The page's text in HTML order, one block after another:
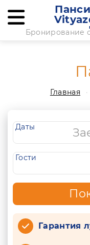
Бронирование
Главная
Даты
Гости
Гарантия